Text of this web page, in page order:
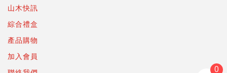
0
山木快訊
綜合禮盒
產品購物
加入會員